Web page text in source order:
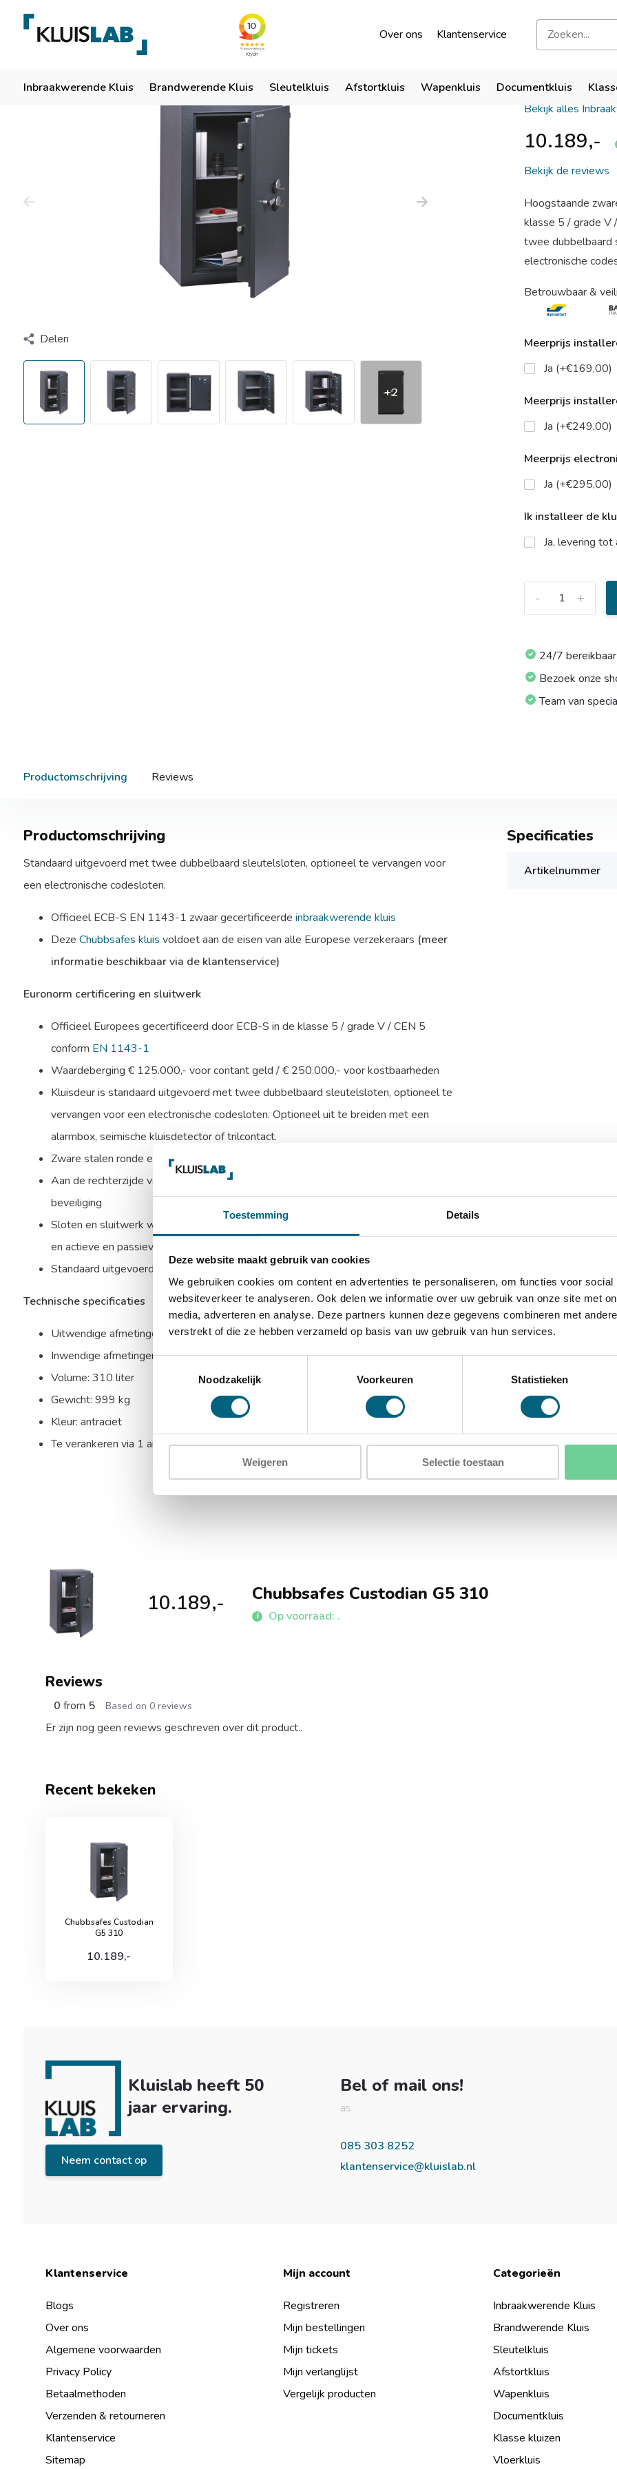
Toestemming Details
Deze website maakt gebruik van cookies
We gebruiken cookies om content en advertenties te personaliseren, om functies voor
websiteverkeer te analyseren. Ook delen we informatie over uw gebruik van onze site met
media, adverteren en analyse. Deze partners kunnen deze gegevens combineren met
verstrekt of die ze hebben verzameld op basis van uw gebruik van hun services.
Toestemmingsselectie
Noodzakelijk
Voorkeuren Statistieken
Weigeren Selectie toestaan
Over ons Klantenservice
Inbraakwerende Kluis Brandwerende Kluis Sleutelkluis Afstortkluis Wapenkluis Documentkluis
Ruim 50 jaar ervaring
Bezoek onze showroom
Delen
+2
Bekijk alles
10.189,-
Bekijk de reviews
Hoogstaande
klasse 5 / grade V
twee dubbelbaard
electronische
Betrouwbaar &
Meerprijs
Ja (+€169,00)
Meerprijs
Ja (+€249,00)
Meerprijs
Ja (+€295,00)
Ik installeer de
Ja, levering
+
-
24/7 bereikbaar
Bezoek onze
Team van
Productomschrijving Reviews
Productomschrijving
Standaard uitgevoerd met twee dubbelbaard sleutelsloten, optioneel te vervangen voor
een electronische codesloten.
Officieel ECB-S EN 1143-1 zwaar gecertificeerde inbraakwerende kluis
Deze Chubbsafes kluis voldoet aan de eisen van alle Europese verzekeraars (meer
informatie beschikbaar via de klantenservice)
Euronorm certificering en sluitwerk
Officieel Europees gecertificeerd door ECB-S in de klasse 5 / grade V / CEN 5
conform EN 1143-1
Waardeberging € 125.000,- voor contant geld / € 250.000,- voor kostbaarheden
Kluisdeur is standaard uitgevoerd met twee dubbelbaard sleutelsloten, optioneel te
vervangen voor een electronische codesloten. Optioneel uit te breiden met een
alarmbox, seimische kluisdetector of trilcontact.
Zware stalen ronde en verchroomde schoten aan bovenzijde, onderzijde en linkerzijde
Aan de rechterzijde valt een blinde schoot in de sponning van de kluis voor extra
beveiliging
Sloten en sluitwerk worden beschermd door mangaanstalen harde platen, glasplaat
en actieve en passieve relockers
Standaard uitgevoerd met 2 in hoogte verstelbare uitneembare legborden
Technische specificaties
Uitwendige afmetingen: 1270 x 730 x 740 mm (HxBxD)
Inwendige afmetingen: 1100 x 560 x 500 mm (HxBxD)
Volume: 310 liter
Gewicht: 999 kg
Kleur: antraciet
Te verankeren via 1 ankergat in de bodem en 1 anker in de achterwand
Specificaties
Artikelnummer
10.189,- Chubbsafes Custodian G5 310
Op voorraad: .
Reviews
0 from 5 Based on 0 reviews
Er zijn nog geen reviews geschreven over dit product..
Recent bekeken
Chubbsafes Custodian
G5 310
10.189,-
Kluislab heeft 50
jaar ervaring.
Neem contact op
Bel of mail ons!
as
085 303 8252
klantenservice@kluislab.nl
Klantenservice
Blogs
Over ons
Algemene voorwaarden
Privacy Policy
Betaalmethoden
Verzenden & retourneren
Klantenservice
Sitemap
Mijn account
Registreren
Mijn bestellingen
Mijn tickets
Mijn verlanglijst
Vergelijk producten
Categorieën
Inbraakwerende Kluis
Brandwerende Kluis
Sleutelkluis
Afstortkluis
Wapenkluis
Documentkluis
Klasse kluizen
Vloerkluis